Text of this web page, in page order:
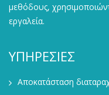
μεθόδους,
εργαλεία.
ΥΠΗΡΕΣΙΕΣ
Αποκατάσταση